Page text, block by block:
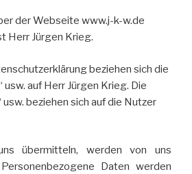
der Webseite www.j-k-w.de
Herr Jürgen Krieg.
beziehen sich die
usw. auf Herr Jürgen Krieg. Die
usw. beziehen sich auf die Nutzer
übermitteln, werden von uns
Daten werden